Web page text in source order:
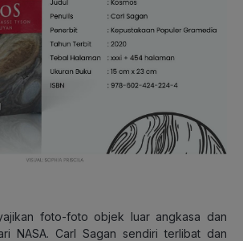
foto-foto objek luar angkasa dan
NASA. Carl Sagan sendiri terlibat dan